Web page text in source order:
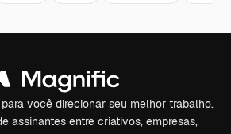
você direcionar seu melhor trabalho.
assinantes entre criativos, empresas,